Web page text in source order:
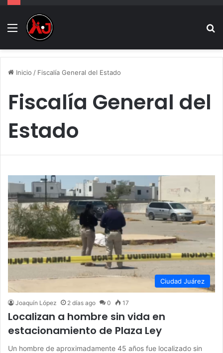
Menu
Inicio / Fiscalía General del Estado
Fiscalía General del
Estado
Ciudad Juárez
Joaquín López 2 días ago 0 17
Localizan a hombre sin vida en
estacionamiento de Plaza Ley
Un hombre de aproximadamente 45 años fue localizado sin